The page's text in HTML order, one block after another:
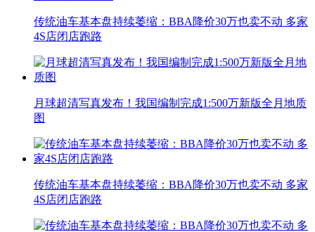
传统油车基本盘持续萎缩：BBA降价30万也卖不动 多家
4S店闭店跑路
月球超清写真发布！我国编制完成1:500万新版全月地质
图
传统油车基本盘持续萎缩：BBA降价30万也卖不动 多家
4S店闭店跑路